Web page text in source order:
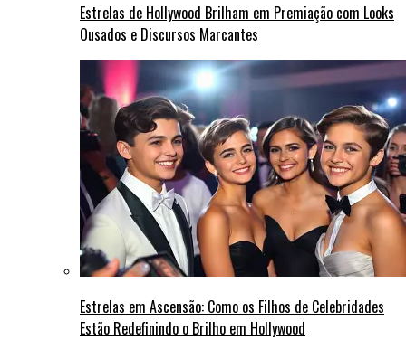
Estrelas de Hollywood Brilham em Premiação com Looks
Ousados e Discursos Marcantes
Estrelas em Ascensão: Como os Filhos de Celebridades
Estão Redefinindo o Brilho em Hollywood